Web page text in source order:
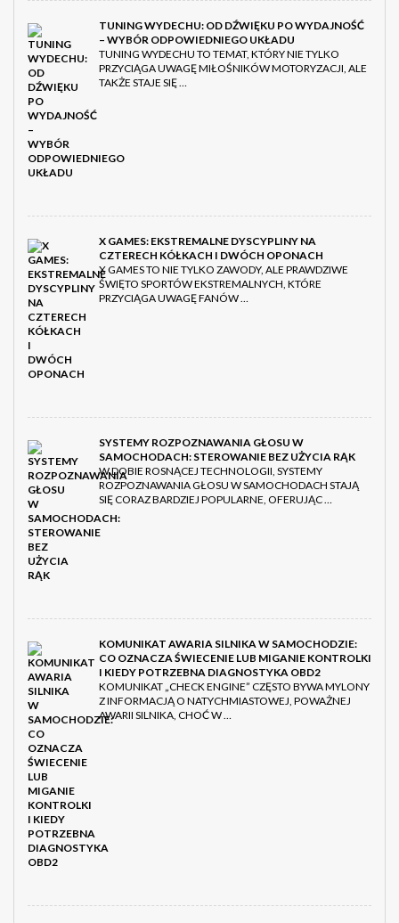
TUNING WYDECHU: OD DŹWIĘKU PO WYDAJNOŚĆ
– WYBÓR ODPOWIEDNIEGO UKŁADU
TUNING WYDECHU TO TEMAT, KTÓRY NIE TYLKO
PRZYCIĄGA UWAGĘ MIŁOŚNIKÓW MOTORYZACJI, ALE
TAKŻE STAJE SIĘ …
X GAMES: EKSTREMALNE DYSCYPLINY NA
CZTERECH KÓŁKACH I DWÓCH OPONACH
X GAMES TO NIE TYLKO ZAWODY, ALE PRAWDZIWE
ŚWIĘTO SPORTÓW EKSTREMALNYCH, KTÓRE
PRZYCIĄGA UWAGĘ FANÓW …
SYSTEMY ROZPOZNAWANIA GŁOSU W
SAMOCHODACH: STEROWANIE BEZ UŻYCIA RĄK
W DOBIE ROSNĄCEJ TECHNOLOGII, SYSTEMY
ROZPOZNAWANIA GŁOSU W SAMOCHODACH STAJĄ
SIĘ CORAZ BARDZIEJ POPULARNE, OFERUJĄC …
KOMUNIKAT AWARIA SILNIKA W SAMOCHODZIE:
CO OZNACZA ŚWIECENIE LUB MIGANIE KONTROLKI
I KIEDY POTRZEBNA DIAGNOSTYKA OBD2
KOMUNIKAT „CHECK ENGINE” CZĘSTO BYWA MYLONY
Z INFORMACJĄ O NATYCHMIASTOWEJ, POWAŻNEJ
AWARII SILNIKA, CHOĆ W …